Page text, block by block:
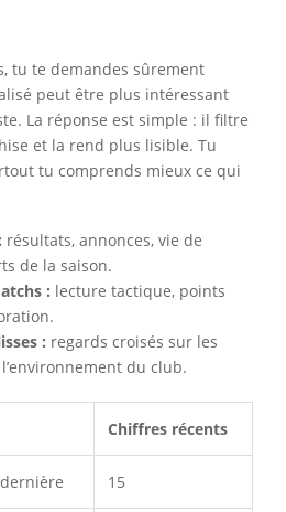
tu te demandes sûrement
peut être plus intéressant
La réponse est simple : il filtre
et la rend plus lisible. Tu
tu comprends mieux ce qui
résultats, annonces, vie de
de la saison.
: lecture tactique, points
: regards croisés sur les
du club.
Chiffres récents
15